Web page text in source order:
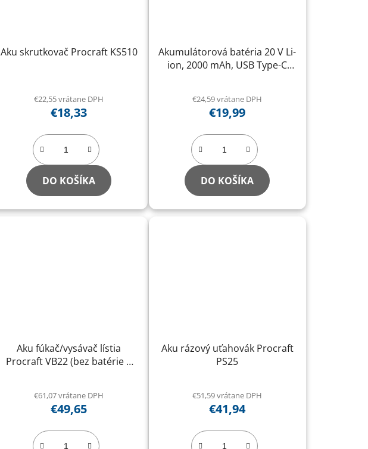
Aku skrutkovač Procraft KS510
€22,55 vrátane DPH
€18,33
DO KOŠÍKA
Akumulátorová batéria 20 V Li-
ion, 2000 mAh, USB Type-C
€24,59 vrátane DPH
€19,99
DO KOŠÍKA
Aku fúkač/vysávač lístia
Procraft VB22 (bez batérie a
€61,07 vrátane DPH
€49,65
Aku rázový uťahovák Procraft
PS25
€51,59 vrátane DPH
€41,94